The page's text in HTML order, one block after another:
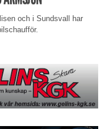
och i Sundsvall har